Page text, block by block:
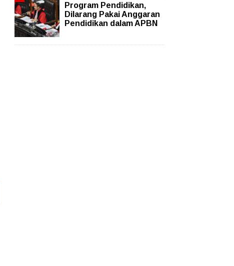
Program Pendidikan,
Dilarang Pakai Anggaran
Pendidikan dalam APBN